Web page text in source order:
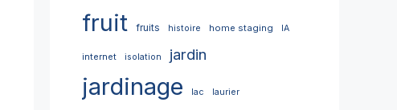
fruit fruits histoire home staging IA
internet isolation jardin
jardinage lac laurier